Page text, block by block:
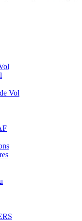
Vol